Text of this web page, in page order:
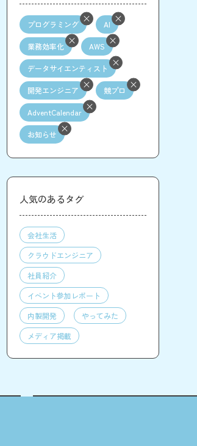
プログラミング AI
業務効率化 AWS
データサイエンティスト
開発エンジニア 競プロ
AdventCalendar
お知らせ
人気のあるタグ
会社生活
クラウドエンジニア
社員紹介
イベント参加レポート
内製開発
やってみた
メディア掲載